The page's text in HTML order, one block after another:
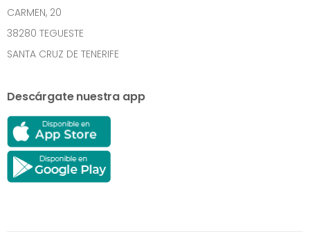
CARMEN, 20
38280 TEGUESTE
SANTA CRUZ DE TENERIFE
Descárgate nuestra app